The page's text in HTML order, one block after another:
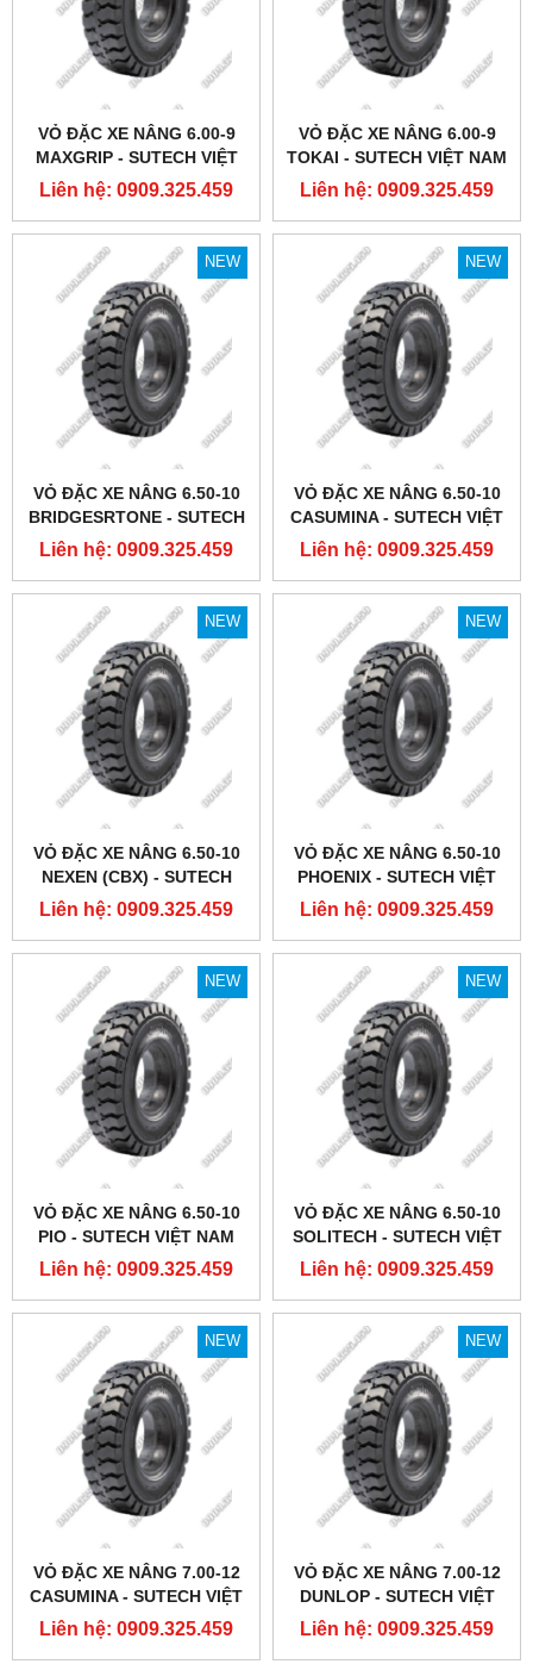
VỎ ĐẶC XE NÂNG 6.00-9
MAXGRIP - SUTECH VIỆT
NAM
Liên hệ: 0909.325.459
VỎ ĐẶC XE NÂNG 6.00-9
TOKAI - SUTECH VIỆT NAM
Liên hệ: 0909.325.459
NEW
VỎ ĐẶC XE NÂNG 6.50-10
BRIDGESRTONE - SUTECH
VIỆT NAM
Liên hệ: 0909.325.459
NEW
VỎ ĐẶC XE NÂNG 6.50-10
CASUMINA - SUTECH VIỆT
NAM
Liên hệ: 0909.325.459
NEW
VỎ ĐẶC XE NÂNG 6.50-10
NEXEN (CBX) - SUTECH
VIỆT NAM
Liên hệ: 0909.325.459
NEW
VỎ ĐẶC XE NÂNG 6.50-10
PHOENIX - SUTECH VIỆT
NAM
Liên hệ: 0909.325.459
NEW
VỎ ĐẶC XE NÂNG 6.50-10
PIO - SUTECH VIỆT NAM
Liên hệ: 0909.325.459
NEW
VỎ ĐẶC XE NÂNG 6.50-10
SOLITECH - SUTECH VIỆT
NAM
Liên hệ: 0909.325.459
NEW
VỎ ĐẶC XE NÂNG 7.00-12
CASUMINA - SUTECH VIỆT
NAM
Liên hệ: 0909.325.459
NEW
VỎ ĐẶC XE NÂNG 7.00-12
DUNLOP - SUTECH VIỆT
NAM
Liên hệ: 0909.325.459